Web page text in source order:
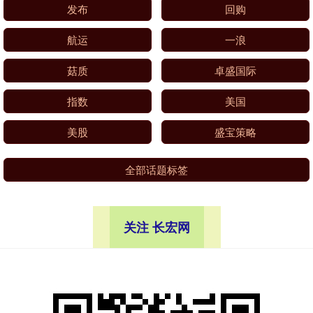
发布 回购
航运 一浪
菇质 卓盛国际
指数 美国
美股 盛宝策略
全部话题标签
关注 长宏网